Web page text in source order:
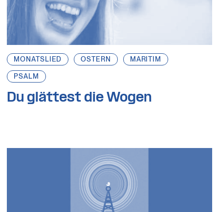
MONATSLIED OSTERN MARITIM
PSALM
Du glättest die Wogen